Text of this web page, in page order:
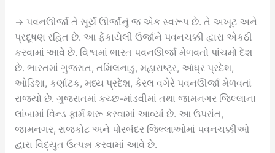
→ પવનઊર્જા તે સૂર્ય ઊર્જાનું જ એક સ્વરૂપ છે. તે અખૂટ અને
પ્રદૂષણ રહિત છે. આ ફેંકાયેલી ઉર્જાને પવનચક્કી દ્વારા એકઠી
કરવામાં આવે છે. વિશ્વમાં ભારત પવનઊર્જા મેળવતો પાંચમો દેશ
છે. ભારતમાં ગુજરાત, તમિલનાડુ, મહારાષ્ટ્ર, આંધ્ર પ્રદેશ,
ઓડિશા, કર્ણાટક, મધ્ય પ્રદેશ, કેરલ વગેરે પવનઊર્જા મેળવતાં
રાજ્યો છે. ગુજરાતમાં કચ્છ-માંડવીમાં તથા જામનગર જિલ્લાના
લાંબામાં વિન્ડ ફાર્મ શરૂ કરવામાં આવ્યાં છે. આ ઉપરાંત,
જામનગર, રાજકોટ અને પોરબંદર જિલ્લાઓમાં પવનચક્કીઓ
દ્વારા વિદ્યુત ઉત્પન્ન કરવામાં આવે છે.